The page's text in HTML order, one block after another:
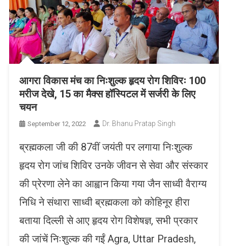
आगरा विकास मंच का निःशुल्क हृदय रोग शिविरः 100
मरीज देखे, 15 का मैक्स हॉस्पिटल में सर्जरी के लिए
चयन
September 12, 2022 Dr. Bhanu Pratap Singh
ब्रह्मकला जी की 87वीं जयंती पर लगाया निःशुल्क
हृदय रोग जांच शिविर उनके जीवन से सेवा और संस्कार
की प्रेरणा लेने का आह्वान किया गया जैन साध्वी वैराग्य
निधि ने संथारा साध्वी ब्रह्मकला को कोहिनूर हीरा
बताया दिल्ली से आए हृदय रोग विशेषज्ञ, सभी प्रकार
की जांचें निःशुल्क की गईं Agra, Uttar Pradesh,